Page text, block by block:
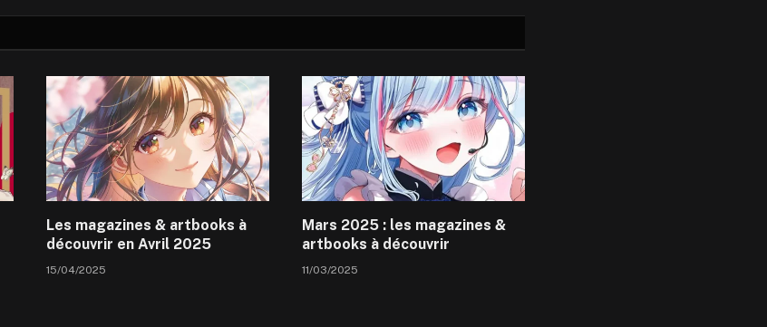
Les magazines & artbooks à
découvrir en Avril 2025
15/04/2025
Mars 2025 : les magazines &
artbooks à découvrir
11/03/2025